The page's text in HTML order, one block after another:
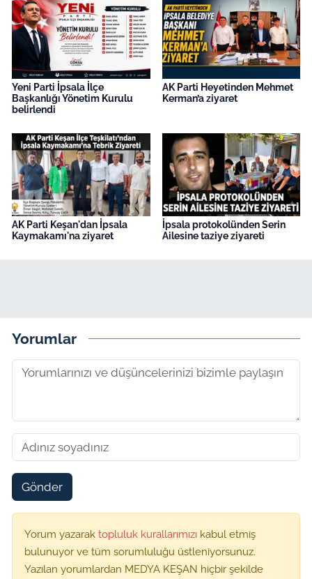
Yeni Parti İpsala İlçe
Başkanlığı Yönetim Kurulu
belirlendi
AK Parti Heyetinden Mehmet
Kerman’a ziyaret
AK Parti Keşan'dan İpsala
Kaymakamı'na ziyaret
İpsala protokolünden Serin
Ailesine taziye ziyareti
Yorumlar
Gönder
Yorum yazarak topluluk kurallarımızı kabul etmiş
bulunuyor ve tüm sorumluluğu üstleniyorsunuz.
Yazılan yorumlardan MEDYA KEŞAN hiçbir şekilde